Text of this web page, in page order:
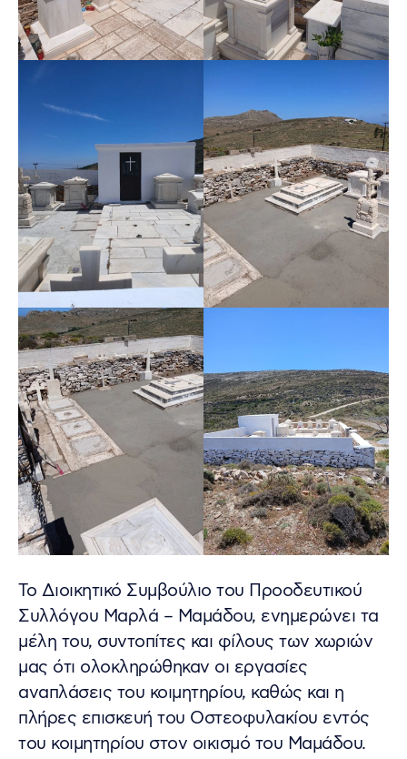
Το Διοικητικό Συμβούλιο του Προοδευτικού
Συλλόγου Μαρλά – Μαμάδου, ενημερώνει τα
μέλη του, συντοπίτες και φίλους των χωριών
μας ότι ολοκληρώθηκαν οι εργασίες
αναπλάσεις του κοιμητηρίου, καθώς και η
πλήρες επισκευή του Οστεοφυλακίου εντός
του κοιμητηρίου στον οικισμό του Μαμάδου.